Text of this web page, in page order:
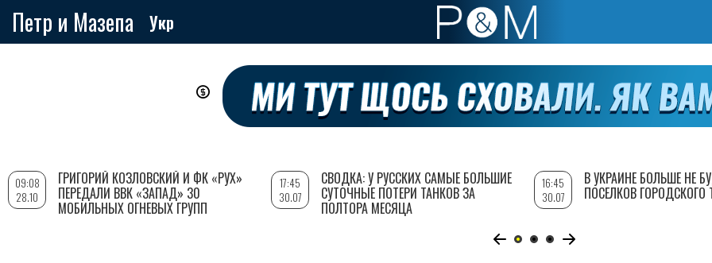
Петр и Мазепа Укр
09:08
28.10
ГРИГОРИЙ КОЗЛОВСКИЙ И ФК «РУХ»
ПЕРЕДАЛИ ВВК «ЗАПАД» 30
МОБИЛЬНЫХ ОГНЕВЫХ ГРУПП
17:45
30.07
СВОДКА: У РУССКИХ САМЫЕ БОЛЬШИЕ
СУТОЧНЫЕ ПОТЕРИ ТАНКОВ ЗА
ПОЛТОРА МЕСЯЦА
16:45
30.07
В УКРАИНЕ БОЛЬШЕ НЕ
ПОСЕЛКОВ ГОРОДСКОГО